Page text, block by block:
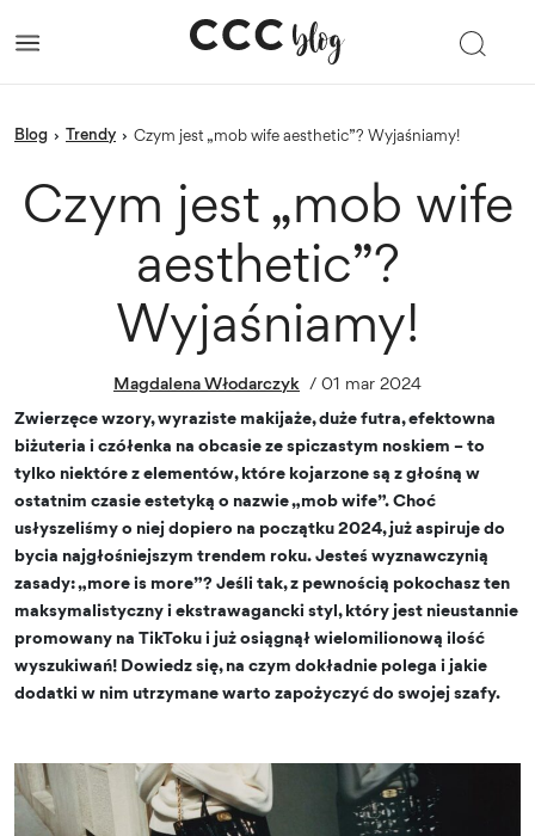
blog › trendy › Czym jest „mob wife aesthetic”? Wyjaśniamy!
Czym jest „mob wife
aesthetic”?
Wyjaśniamy!
Magdalena Włodarczyk / 01 mar 2024
Zwierzęce wzory, wyraziste makijaże, duże futra, efektowna
biżuteria i czółenka na obcasie ze spiczastym noskiem – to
tylko niektóre z elementów, które kojarzone są z głośną w
ostatnim czasie estetyką o nazwie „mob wife”. Choć
usłyszeliśmy o niej dopiero na początku 2024, już aspiruje do
bycia najgłośniejszym trendem roku. Jesteś wyznawczynią
zasady: „more is more”? Jeśli tak, z pewnością pokochasz ten
maksymalistyczny i ekstrawagancki styl, który jest nieustannie
promowany na TikToku i już osiągnął wielomilionową ilość
wyszukiwań! Dowiedz się, na czym dokładnie polega i jakie
dodatki w nim utrzymane warto zapożyczyć do swojej szafy.